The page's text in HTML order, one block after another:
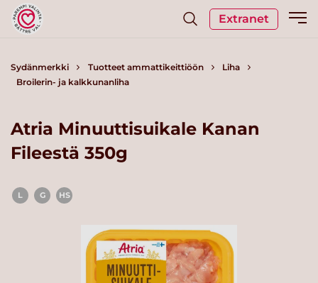
Extranet
Sydänmerkki Tuotteet ammattikeittiöön
Liha
Broilerin- ja kalkkunanliha
Atria Minuuttisuikale Kanan
Fileestä 350g
L G HS